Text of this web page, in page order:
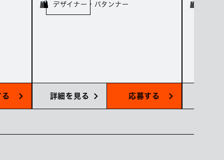
る
デザイナー・パタンナー
詳細を見る 応募する